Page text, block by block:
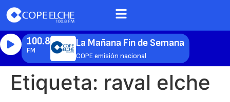
100.8
FM
La Mañana Fin de Semana
COPE emisión nacional
Etiqueta: raval elche